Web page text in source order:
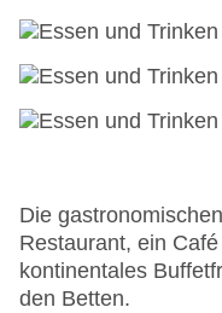
Haustiere: gegen
Haustiere auf
Gesamtanzahl der
Zahlungsarten:
Visa
Landeskategorie:
Die
Restaurant, ein
kontinentales
den Betten.